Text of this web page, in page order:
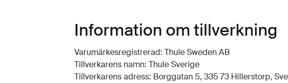
Information om tillverkning
Varumärkesregistrerad: Thule Sweden AB
Tillverkarens namn: Thule Sverige
Tillverkarens adress: Borggatan 5, 335 73 Hillerstorp,